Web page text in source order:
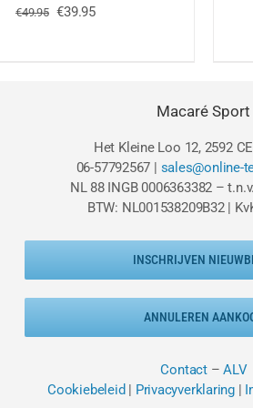
€49.95 Oorspronkelijke
€39.95Huidige
Macaré Sport
Het Kleine Loo 12, 2592
06-57792567 | sales@online-
NL 88 INGB 0006363382 –
BTW: NL001538209B32 |
INSCHRIJVEN
ANNULEREN
Contact–ALV
Cookiebeleid | Privacyverklaring|